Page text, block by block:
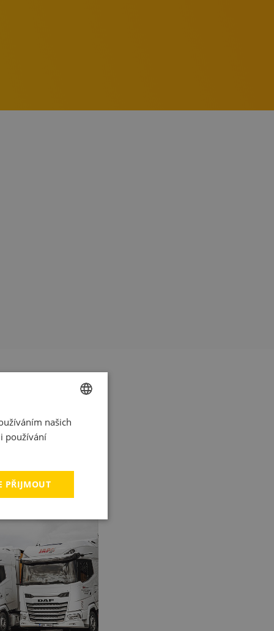
CZECH
našich
používání
PŘIJMOUT